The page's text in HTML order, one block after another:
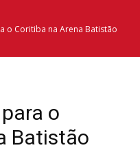
o Coritiba na Arena Batistão
o
Batistão